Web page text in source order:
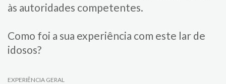
às autoridades competentes.
Como foi a sua experiência com este lar de
idosos?
EXPERIÊNCIA GERAL